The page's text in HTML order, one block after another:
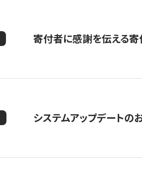
寄付者に感謝を伝える寄
システムアップデートの